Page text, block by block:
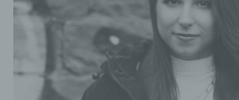
nach dem Unionsrecht oder
Mitgliedstaaten vorgesehen
h) Auftragsverarbeiter